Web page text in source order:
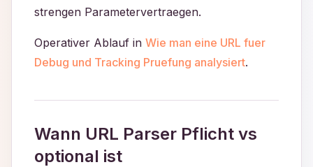
strengen Parametervertraegen.
Operativer Ablauf in Wie man eine URL fuer
Debug und Tracking Pruefung analysiert.
Wann URL Parser Pflicht vs
optional ist